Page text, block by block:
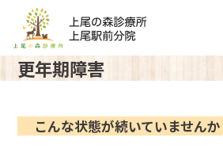
更年期障害
こんな状態が続いていませんか